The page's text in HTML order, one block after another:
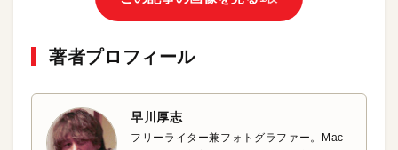
著者プロフィール
早川厚志
フリーライター兼フォトグラファー。Mac